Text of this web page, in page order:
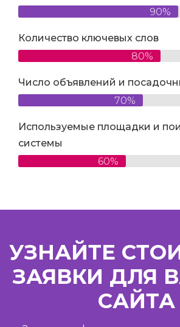
Количество ключевых слов
Число объявлений и
Используемые площадки и
системы
УЗНАЙТЕ
ЗАЯВКИ ДЛЯ
САЙТА